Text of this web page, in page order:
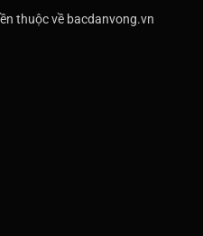
thuộc về bacdanvong.vn